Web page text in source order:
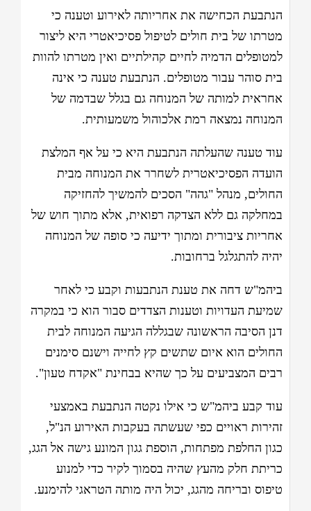
הנתבעת הכחישה את אחריותה לאירוע וטענה כי
מטרתו של בית חולים לטיפול פסיכיאטרי היא ליצור
למטופלים הדמיה לחיים קהילתיים ואין מטרתו להוות
בית סוהר עבור מטופלים. הנתבעת טענה כי אינה
אחראית למותה של המנוחה גם בגלל שבדמה של
המנוחה נמצאה רמת אלכוהול משמעותית.
עוד טענה שהעלתה הנתבעת היא כי על אף המלצת
הועדה הפסיכיאטרית לשחרר את המנוחה מבית
החולים, מנהל "גהה" הסכים להמשיך להחזיקה
במחלקה גם ללא הצדקה רפואית, אלא מתוך חוש של
אחריות ציבורית ומתוך ידיעה כי סופה של המנוחה
יהיה להתגלגל ברחובות.
ביהמ"ש דחה את טענת הנתבעות וקבע כי לאחר
שמיעת העדויות וטענות הצדדים סבור הוא כי במקרה
דנן הסיבה הראשונה שבגללה הגיעה המנוחה לבית
החולים הוא איום שתשים קץ לחייה וישנם סימנים
רבים המצביעים על כך שהיא בבחינת "אקדח טעון".
עוד קבע ביהמ"ש כי אילו נקטה הנתבעת באמצעי
זהירות ראויים כפי שעשתה בעקבות האירוע הנ"ל,
כגון החלפת מפתחות, הוספת גגון המונע גישה אל הגג,
כריתת חלק מהעץ שהיה בסמוך לקיר כדי למנוע
טיפוס ובריחה מהגג, יכול היה מותה הטראגי להימנע.